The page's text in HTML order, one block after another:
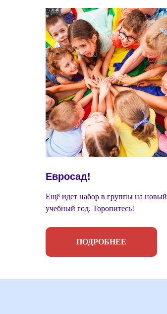
Евросад!
Ещё идет набор в группы на новый
учебный год. Торопитесь!
ПОДРОБНЕЕ